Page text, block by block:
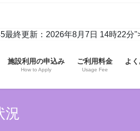
終更新：2026年8月7日 14時22分
施設利用の申込み
How to Apply
ご利用料金
Usage Fee
よ
況